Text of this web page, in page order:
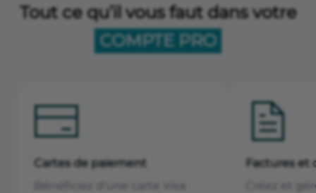
Tout ce qu’il vous faut dans votre
COMPTE PRO
Cartes de paiement
Bénéficiez d'une carte Visa
Factures et
Créez et